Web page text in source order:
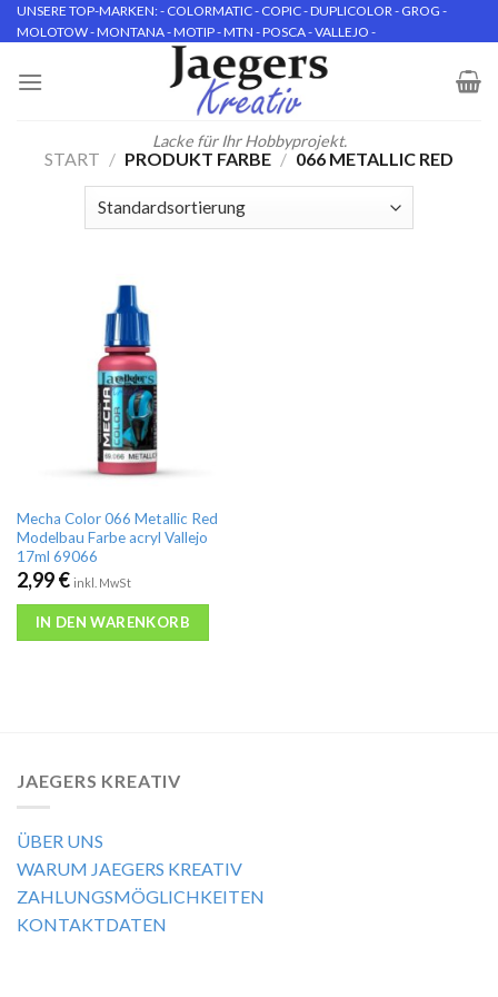
Skip
to
UNSERE TOP-MARKEN: - COLORMATIC - COPIC - DUPLICOLOR - GROG -
MOLOTOW - MONTANA - MOTIP - MTN - POSCA - VALLEJO -
Lacke für Ihr Hobbyprojekt.
START / PRODUKT FARBE / 066 METALLIC RED
Mecha Color 066 Metallic Red
Modelbau Farbe acryl Vallejo
17ml 69066
2,99€ inkl. MwSt
IN DEN WARENKORB
JAEGERS KREATIV
ÜBER UNS
WARUM JAEGERS KREATIV
ZAHLUNGSMÖGLICHKEITEN
KONTAKTDATEN